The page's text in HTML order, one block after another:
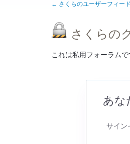
← さくらのユーザーフィー
さくらの
これは私用フォーラム
あな
サイン